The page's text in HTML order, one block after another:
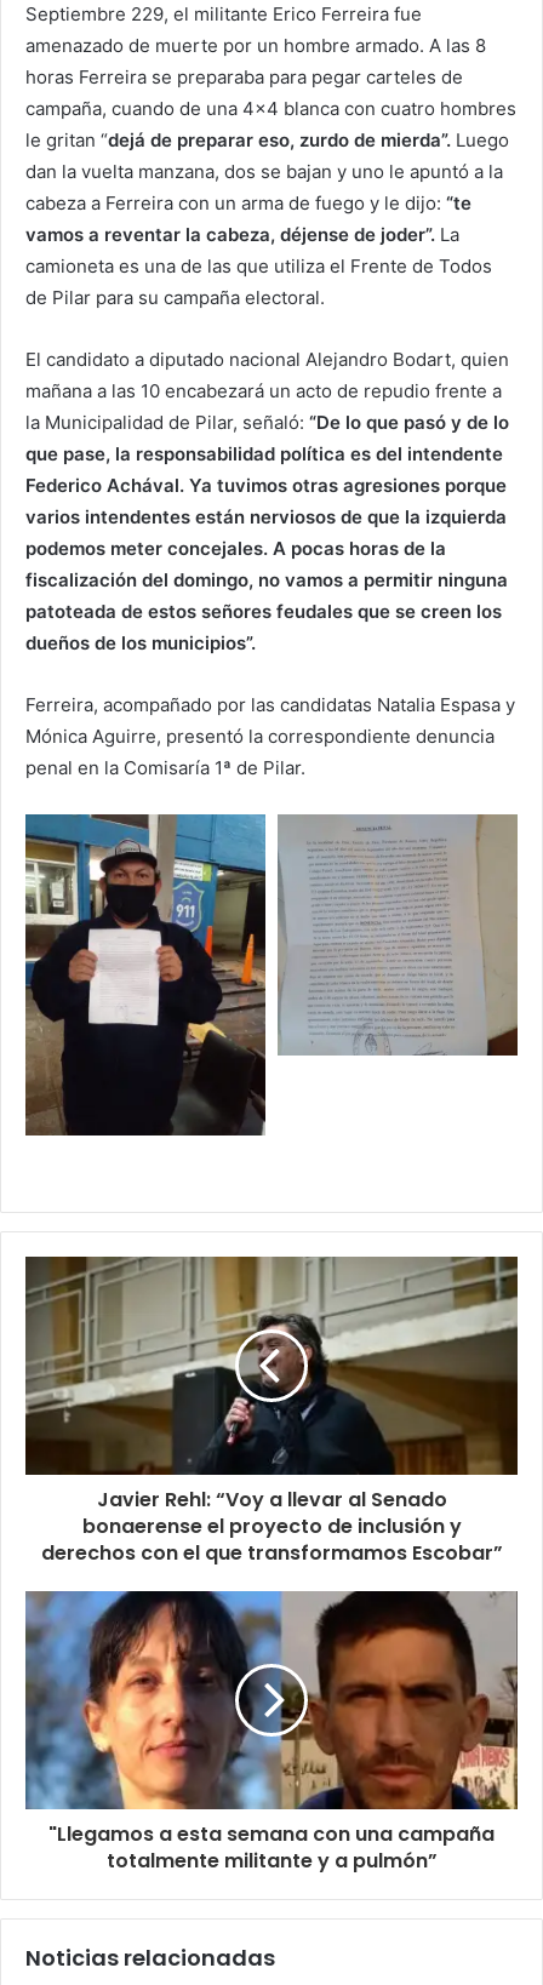
Septiembre 229, el militante Erico Ferreira fue
amenazado de muerte por un hombre armado. A las 8
horas Ferreira se preparaba para pegar carteles de
campaña, cuando de una 4×4 blanca con cuatro hombres
le gritan “dejá de preparar eso, zurdo de mierda”. Luego
dan la vuelta manzana, dos se bajan y uno le apuntó a la
cabeza a Ferreira con un arma de fuego y le dijo: “te
vamos a reventar la cabeza, déjense de joder”. La
camioneta es una de las que utiliza el Frente de Todos
de Pilar para su campaña electoral.
El candidato a diputado nacional Alejandro Bodart, quien
mañana a las 10 encabezará un acto de repudio frente a
la Municipalidad de Pilar, señaló: “De lo que pasó y de lo
que pase, la responsabilidad política es del intendente
Federico Achával. Ya tuvimos otras agresiones porque
varios intendentes están nerviosos de que la izquierda
podemos meter concejales. A pocas horas de la
fiscalización del domingo, no vamos a permitir ninguna
patoteada de estos señores feudales que se creen los
dueños de los municipios”.
Ferreira, acompañado por las candidatas Natalia Espasa y
Mónica Aguirre, presentó la correspondiente denuncia
penal en la Comisaría 1ª de Pilar.
Javier Rehl: “Voy a llevar al Senado
bonaerense el proyecto de inclusión y
derechos con el que transformamos Escobar”
"Llegamos a esta semana con una campaña
totalmente militante y a pulmón”
Noticias relacionadas